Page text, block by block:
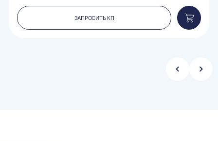
ЗАПРОСИТЬ КП
в
Стрелка